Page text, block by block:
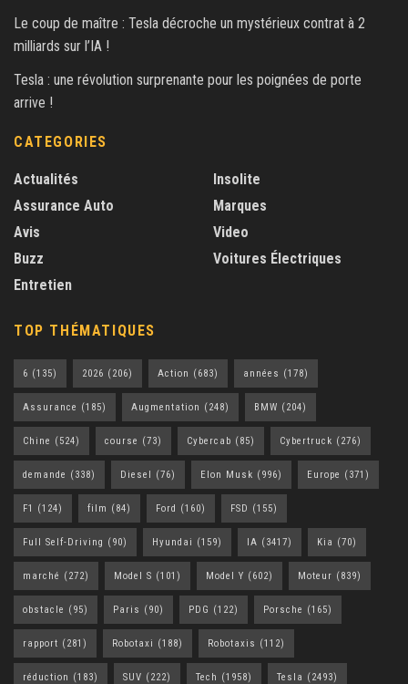
Le coup de maître : Tesla décroche un mystérieux contrat à 2
milliards sur l’IA !
Tesla : une révolution surprenante pour les poignées de porte
arrive !
CATEGORIES
Actualités
Assurance Auto
Avis
Buzz
Entretien
Insolite
Marques
Video
Voitures Électriques
TOP THÉMATIQUES
6 (135) 2026 (206) Action (683) années (178)
Assurance (185) Augmentation (248) BMW (204)
Chine (524) course (73) Cybercab (85) Cybertruck (276)
demande (338) Diesel (76) Elon Musk (996) Europe (371)
F1 (124) film (84) Ford (160) FSD (155)
Full Self-Driving (90) Hyundai (159) IA (3417) Kia (70)
marché (272) Model S (101) Model Y (602) Moteur (839)
obstacle (95) Paris (90) PDG (122) Porsche (165)
rapport (281) Robotaxi (188) Robotaxis (112)
réduction (183) SUV (222) Tech (1958) Tesla (2493)